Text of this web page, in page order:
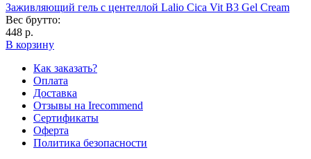
Заживляющий гель с центеллой Lalio Cica Vit B3 Gel Cream
Вес брутто:
448 р.
В корзину
Как заказать?
Оплата
Доставка
Отзывы на Irecommend
Сертификаты
Оферта
Политика безопасности